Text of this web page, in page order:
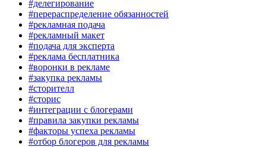
#делегирование
#перераспределение обязанностей
#рекламная подача
#рекламный макет
#подача для эксперта
#реклама бесплатника
#воронки в рекламе
#закупка рекламы
#сторителл
#сторис
#интеграции с блогерами
#правила закупки рекламы
#факторы успеха рекламы
#отбор блогеров для рекламы